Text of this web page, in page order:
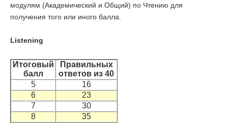
модулям (Академический и Общий) по Чтению для
получения того или иного балла.
Listening
Итоговый
балл
Правильных
ответов из 40
5
16
6
23
7
30
8
35